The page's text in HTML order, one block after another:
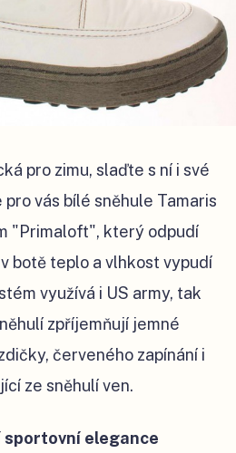
pro zimu, slaďte s ní i své
vás bílé sněhule Tamaris
"Primaloft", který odpudí
botě teplo a vlhkost vypudí
využívá i US army, tak
zpříjemňují jemné
červeného zapínání i
ze sněhulí ven.
sportovní elegance